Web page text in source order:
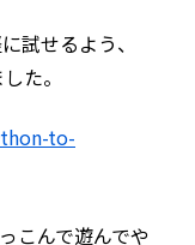
試せるよう、
た。
to-
こんで遊んでや